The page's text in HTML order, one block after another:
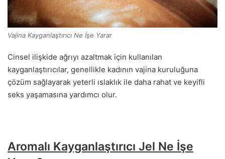
Vajina Kayganlaştırıcı Ne İşe Yarar
Cinsel ilişkide ağrıyı azaltmak için kullanılan
kayganlaştırıcılar, genellikle kadının vajina kuruluğuna
çözüm sağlayarak yeterli ıslaklık ile daha rahat ve keyifli
seks yaşamasına yardımcı olur.
Aromalı Kayganlaştırıcı Jel Ne İşe